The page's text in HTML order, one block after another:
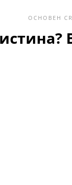
ОСНОВЕН